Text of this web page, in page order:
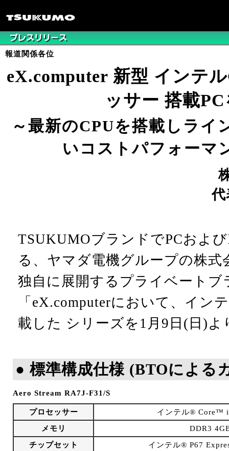
eX.computer 新型 インテ
ッサー 搭載
～最新のCPUを搭載しライ
いコストパフォーマ
TSUKUMOブランドでPCおよ
る、ヤマダ電機グループの株式
独自に展開するプライベートブ
「eX.computerにおいて、イン
載した シリーズを1月9日(日)
● 標準構成仕様 (BTOによる
Aero Stream RA7J-F31/S
プロセッサー
インテル® Core™
メモリ
DDR3
チップセット
インテル® P67
報道関係各位